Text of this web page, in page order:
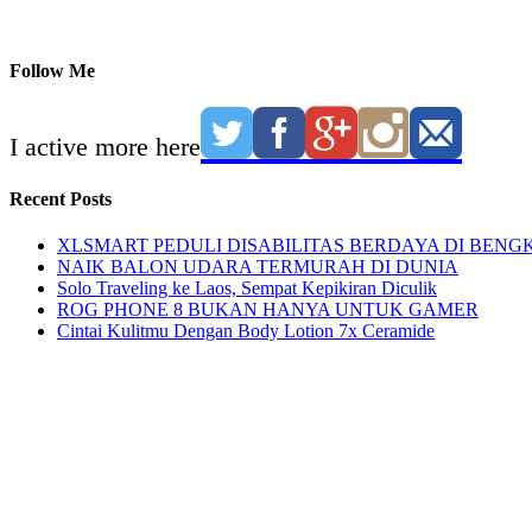
Follow Me
I active more here
Recent Posts
XLSMART PEDULI DISABILITAS BERDAYA DI
NAIK BALON UDARA TERMURAH DI DUNIA
Solo Traveling ke Laos, Sempat Kepikiran Diculik
ROG PHONE 8 BUKAN HANYA UNTUK GAMER
Cintai Kulitmu Dengan Body Lotion 7x Ceramide